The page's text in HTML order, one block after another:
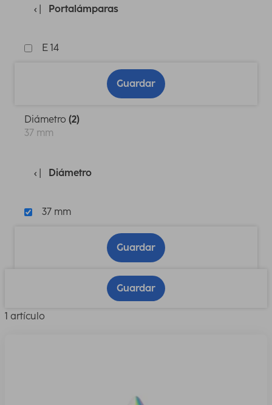
Portalámparas
E 14
Guardar
Diámetro (2)
37 mm
Diámetro
37 mm
Guardar
Guardar
1 artículo